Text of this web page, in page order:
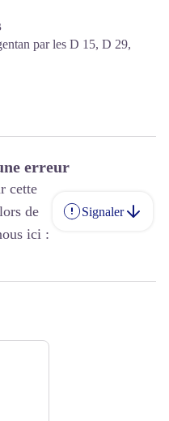
par les D 15, D 29,
erreur
cette
de
ici :
Signaler